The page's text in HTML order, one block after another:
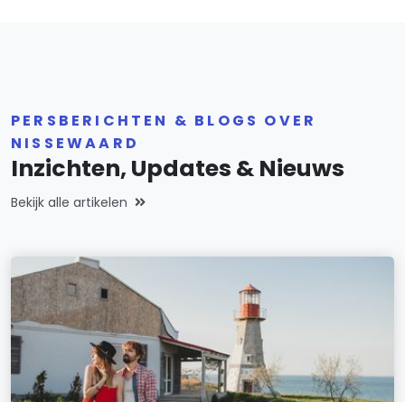
PERSBERICHTEN & BLOGS OVER
NISSEWAARD
Inzichten, Updates & Nieuws
Bekijk alle artikelen